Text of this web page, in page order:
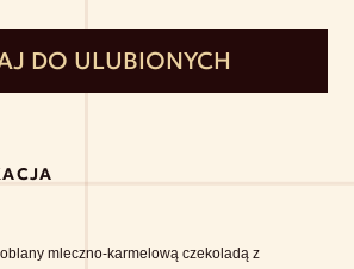
DO ULUBIONYCH
mleczno-karmelową czekoladą z